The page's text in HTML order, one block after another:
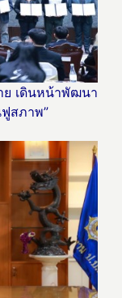
ย เดินหน้าพัฒนา
สภาพ”